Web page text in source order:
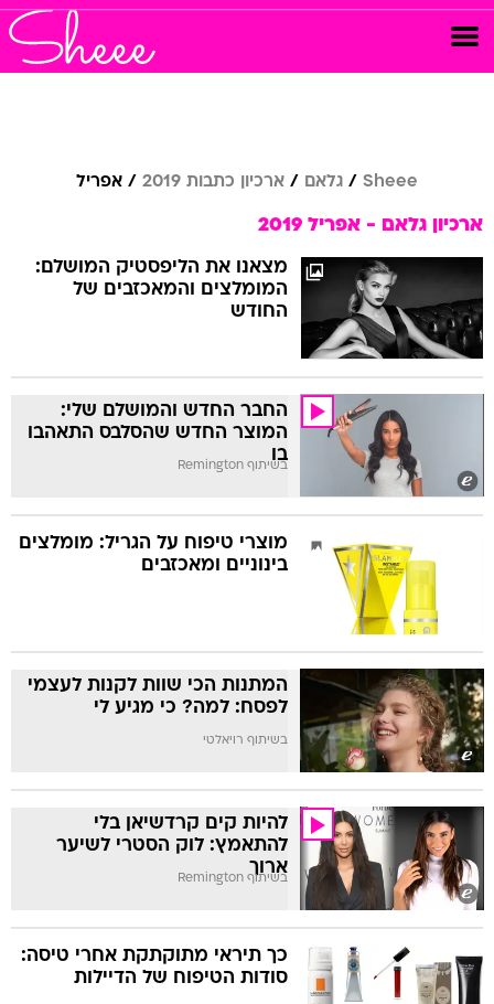
Sheee גלאם ארכיון כתבות 2019 אפריל
ארכיון גלאם - אפריל 2019
מצאנו את הליפסטיק המושלם:
המומלצים והמאכזבים של
החודש
החבר החדש והמושלם שלי:
המוצר החדש שהסלבס התאהבו
בו
בשיתוף Remington
מוצרי טיפוח על הגריל: מומלצים
בינוניים ומאכזבים
המתנות הכי שוות לקנות לעצמי
לפסח: למה? כי מגיע לי
בשיתוף רויאלטי
להיות קים קרדשיאן בלי
להתאמץ: לוק הסטרי לשיער
ארוך
בשיתוף Remington
כך תיראי מתוקתקת אחרי טיסה:
סודות הטיפוח של הדיילות